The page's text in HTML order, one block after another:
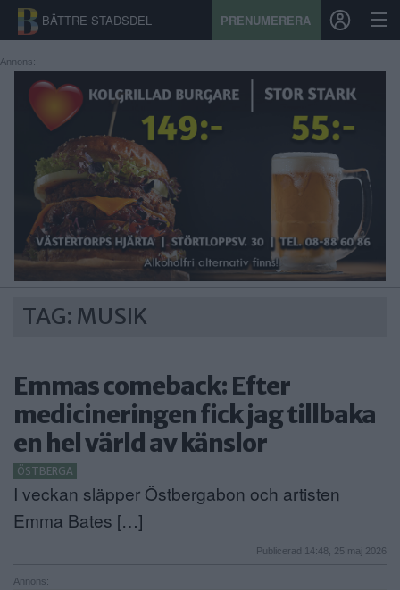
BÄTTRE STADSDEL PRENUMERERA
START
STADSDEL
PRENUMERATION
SPORT
ÅSIKTER
KALENDER
SAMARBETEN
ANNONSERA
NÄRINGSLIV
MER
Annons:
TAG: MUSIK
Emmas comeback: Efter
medicineringen fick jag tillbaka
en hel värld av känslor
ÖSTBERGA
I veckan släpper Östbergabon och artisten
Emma Bates […]
Publicerad 14:48, 25 maj 2026
Annons: